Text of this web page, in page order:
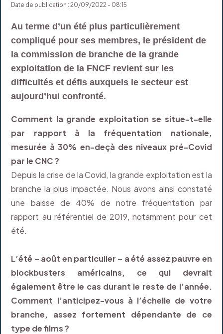
Date de publication : 20/09/2022 - 08:15
Au terme d’un été plus particulièrement
compliqué pour ses membres, le président de
la commission de branche de la grande
exploitation de la FNCF revient sur les
difficultés et défis auxquels le secteur est
aujourd’hui confronté.
Comment la grande exploitation se situe-t-elle
par rapport à la fréquentation nationale,
mesurée à 30% en-deçà des niveaux pré-Covid
par le CNC ?
Depuis la crise de la Covid, la grande exploitation est la
branche la plus impactée. Nous avons ainsi constaté
une baisse de 40% de notre fréquentation par
rapport au référentiel de 2019, notamment pour cet
été.
L’été – août en particulier – a été assez pauvre en
blockbusters américains, ce qui devrait
également être le cas durant le reste de l’année.
Comment l’anticipez-vous à l’échelle de votre
branche, assez fortement dépendante de ce
type de films ?